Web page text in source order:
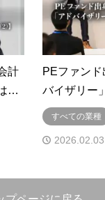
計
…
PEファン
バイザリー
すべての業種
2026.02.03